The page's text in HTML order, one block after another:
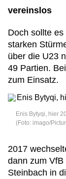
vereinslos
Doch sollte
starken
über die U23
49 Partien.
zum Einsatz.
Enis Bytyqi, hier
(Foto: imago/
2017
dann zum
Steinbach in